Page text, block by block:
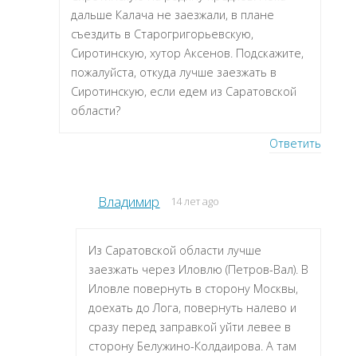
дальше Калача не заезжали, в плане
съездить в Старогригорьевскую,
Сиротинскую, хутор Аксенов. Подскажите,
пожалуйста, откуда лучше заезжать в
Сиротинскую, если едем из Саратовской
области?
Ответить
Владимир 14 лет ago
Из Саратовской области лучше
заезжать через Иловлю (Петров-Вал). В
Иловле повернуть в сторону Москвы,
доехать до Лога, повернуть налево и
сразу перед заправкой уйти левее в
сторону Белужино-Колдаирова. А там